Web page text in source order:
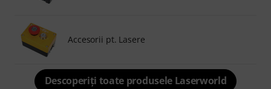
Accesorii pt. Lasere
Descoperiți toate produsele Laserworld